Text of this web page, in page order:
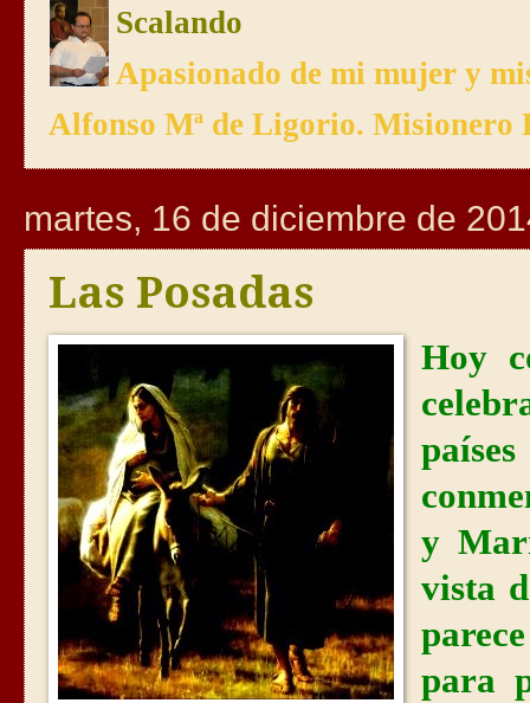
Scalando
Apasionado de mi mujer y
Alfonso Mª de Ligorio. Misionero
martes, 16 de diciembre de
Las Posadas
Hoy
y
vista
para